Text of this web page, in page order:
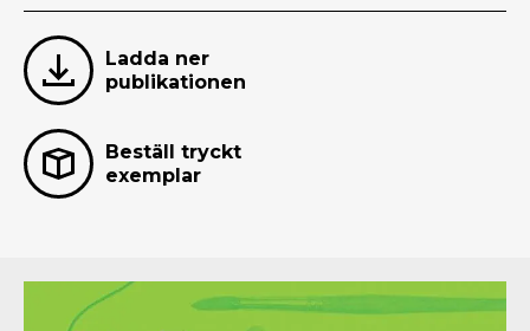
Ladda ner
publikationen
Beställ tryckt
exemplar